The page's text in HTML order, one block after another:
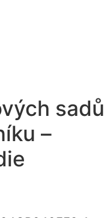
sadů
–